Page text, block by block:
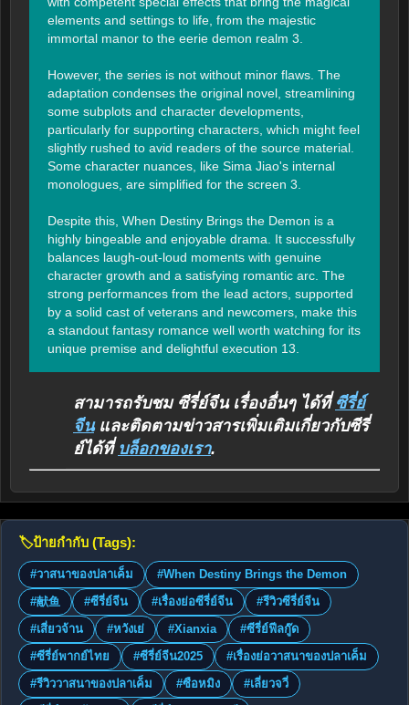
elements and settings to life, from the majestic
immortal manor to the eerie demon realm 3.
However, the series is not without minor flaws. The
adaptation condenses the original novel, streamlining
some subplots and character developments,
particularly for supporting characters, which might feel
slightly rushed to avid readers of the source material.
Some character nuances, like Sima Jiao's internal
monologues, are simplified for the screen 3.
Despite this, When Destiny Brings the Demon is a
highly bingeable and enjoyable drama. It successfully
balances laugh-out-loud moments with genuine
character growth and a satisfying romantic arc. The
strong performances from the lead actors, supported
by a solid cast of veterans and newcomers, make this
a standout fantasy romance well worth watching for its
unique premise and delightful execution 13.
สามารถรับชม ซีรี่ย์จีน เรื่องอื่นๆ ได้ที่ ซีรี่ย์
จีนและติดตามข่าวสารเพิ่มเติมเกี่ยวกับซีรี่
ย์ได้ที่ บล็อกของเรา.
🏷️ป้ายกำกับ (Tags):
#วาสนาของปลาเค็ม
#When Destiny Brings the Demon
#献鱼
#ซีรี่ย์จีน #เรื่องย่อซีรี่ย์จีน
#รีวิวซีรี่ย์จีน
#เสี่ยวจ้าน
#หวังเย่ #Xianxia
#ซีรี่ย์ฟีลกู๊ด
#ซีรี่ย์พากย์ไทย
#ซีรี่ย์จีน2025
#เรื่องย่อวาสนาของปลาเค็ม
#รีวิววาสนาของปลาเค็ม
#ซือหมิง
#เลี่ยวจวี่